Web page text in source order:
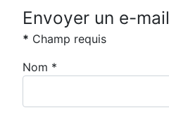
Envoyer un e-mail
* Champ requis
Nom *